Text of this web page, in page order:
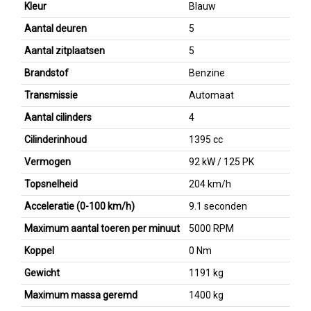
Kleur
Blauw
Aantal deuren
5
Aantal zitplaatsen
5
Brandstof
Benzine
Transmissie
Automaat
Aantal cilinders
4
Cilinderinhoud
1395 cc
Vermogen
92 kW / 125 PK
Topsnelheid
204 km/h
Acceleratie (0-100 km/h)
9.1 seconden
Maximum aantal toeren per minuut
5000 RPM
Koppel
0 Nm
Gewicht
1191 kg
Maximum massa geremd
1400 kg